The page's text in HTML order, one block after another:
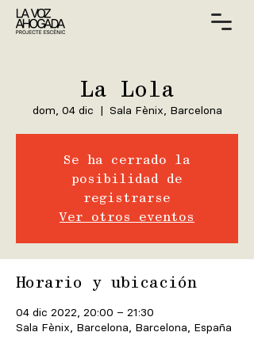
La Lola
dom, 04 dic
  |
Sala Fènix, Barcelona
Se ha cerrado la
posibilidad de
registrarse
Ver otros eventos
Horario y ubicación
04 dic 2022, 20:00 – 21:30
Sala Fènix, Barcelona, Barcelona, España